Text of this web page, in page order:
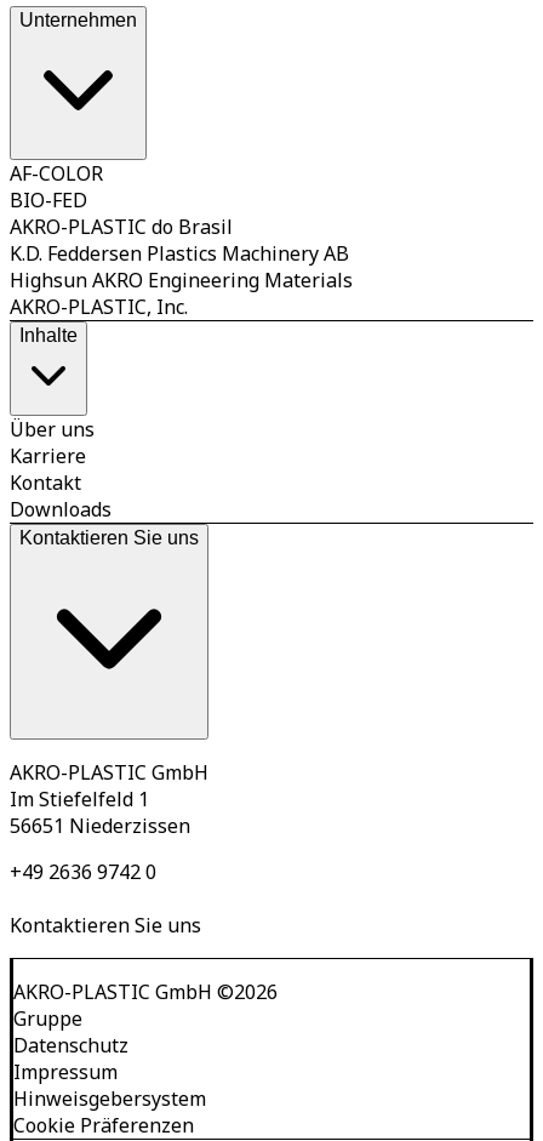
Steifigkeit und Festigkeit aus. Das Mat
Unternehmen
AF-COLOR
BIO-FED
AKRO-PLASTIC do Brasil
K.D. Feddersen Plastics Machinery AB
Highsun AKRO Engineering Materials
AKRO-PLASTIC, Inc.
Inhalte
Über uns
Karriere
Kontakt
Downloads
Kontaktieren Sie uns
AKRO-PLASTIC GmbH
Im Stiefelfeld 1
56651 Niederzissen
+49 2636 9742 0
Kontaktieren Sie uns
AKRO-PLASTIC GmbH ©2026
Gruppe
Datenschutz
Impressum
Hinweisgebersystem
Cookie Präferenzen